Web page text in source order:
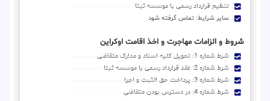
تنظیم قرارداد رسمی با موسسه ثبتا
سایر شرایط: تماس گرفته شود
شروط و الزامات مهاجرت و اخذ اقامت اوکراین
شرط شماره 1: تحویل کلیه اسناد و مدارک متقاضی
شرط شماره 2: عقد قرارداد رسمی با موسسه ثبتا
شرط شماره 3: پرداخت حق الثبت و اجرا
شرط شماره 4: در دسترس بودن متقاضی